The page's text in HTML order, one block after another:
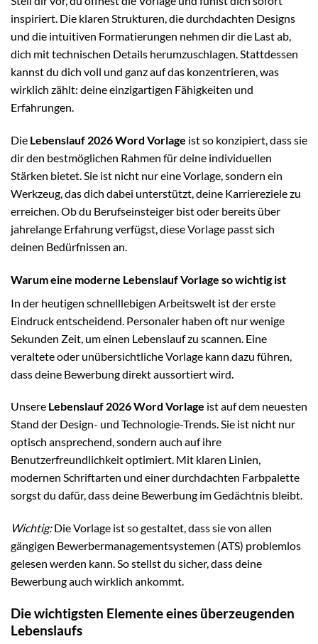
inspiriert. Die klaren Strukturen, die durchdachten Designs
und die intuitiven Formatierungen nehmen dir die Last ab,
dich mit technischen Details herumzuschlagen. Stattdessen
kannst du dich voll und ganz auf das konzentrieren, was
wirklich zählt: deine einzigartigen Fähigkeiten und
Erfahrungen.
Die Lebenslauf 2026 Word Vorlage ist so konzipiert, dass sie
dir den bestmöglichen Rahmen für deine individuellen
Stärken bietet. Sie ist nicht nur eine Vorlage, sondern ein
Werkzeug, das dich dabei unterstützt, deine Karriereziele zu
erreichen. Ob du Berufseinsteiger bist oder bereits über
jahrelange Erfahrung verfügst, diese Vorlage passt sich
deinen Bedürfnissen an.
Warum eine moderne Lebenslauf Vorlage so wichtig ist
In der heutigen schnelllebigen Arbeitswelt ist der erste
Eindruck entscheidend. Personaler haben oft nur wenige
Sekunden Zeit, um einen Lebenslauf zu scannen. Eine
veraltete oder unübersichtliche Vorlage kann dazu führen,
dass deine Bewerbung direkt aussortiert wird.
Unsere Lebenslauf 2026 Word Vorlage ist auf dem neuesten
Stand der Design- und Technologie-Trends. Sie ist nicht nur
optisch ansprechend, sondern auch auf ihre
Benutzerfreundlichkeit optimiert. Mit klaren Linien,
modernen Schriftarten und einer durchdachten Farbpalette
sorgst du dafür, dass deine Bewerbung im Gedächtnis bleibt.
Wichtig:Die Vorlage ist so gestaltet, dass sie von allen
gängigen Bewerbermanagementsystemen (ATS) problemlos
gelesen werden kann. So stellst du sicher, dass deine
Bewerbung auch wirklich ankommt.
Die wichtigsten Elemente eines überzeugenden
Lebenslaufs